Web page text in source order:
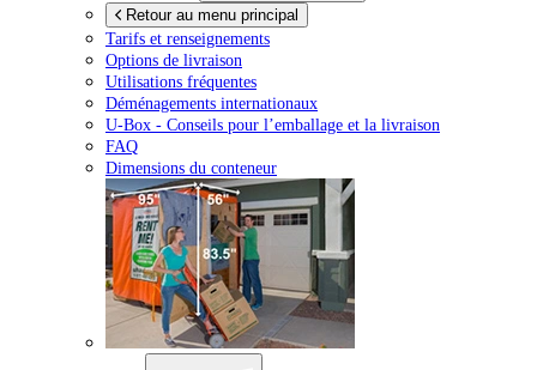
Retour au menu principal
Tarifs et renseignements
Options de livraison
Utilisations fréquentes
Déménagements internationaux
U-Box - Conseils pour l’emballage et la livraison
FAQ
Dimensions du conteneur